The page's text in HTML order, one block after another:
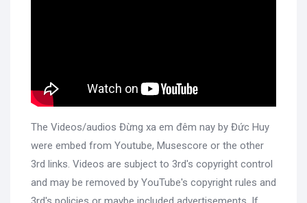
The Videos/audios Đừng xa em đêm nay by Đức Huy
were embed from Youtube, Musescore or the other
3rd links. Videos are subject to 3rd's copyright control
and may be removed by YouTube's copyright rules and